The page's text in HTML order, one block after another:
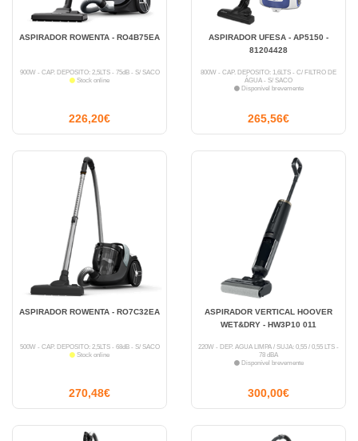
ASPIRADOR ROWENTA - RO4B75EA
900W - CAP. DEPÓSITO: 2,5LTS - 75dB - S/ SACO
Stock online
226,20€
ASPIRADOR UFESA - AP5150 -
81204428
800W - CAP. DEPÓSITO: 1,6LTS - C/ FILTRO DE
ÁGUA - S/ SACO
Disponível brevemente
265,56€
ASPIRADOR ROWENTA - RO7C32EA
500W - CAP. DEPÓSITO: 2,5LTS - 68dB - S/ SACO
Stock online
270,48€
ASPIRADOR VERTICAL HOOVER
WET&DRY - HW3P10 011
220W - DEP. ÁGUA LIMPA / SUJA: 0,55 / 0,55 LTS -
78 dBA
Disponível brevemente
300,00€